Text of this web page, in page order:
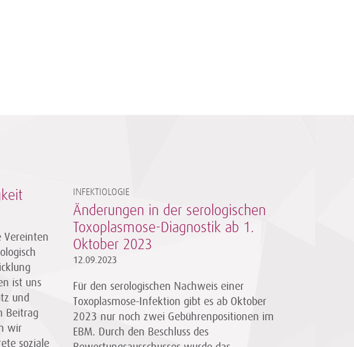
Vereinten
ist uns
und
Beitrag
wir
soziale
INFEKTIOLOGIE
Änderungen in der serologischen
Toxoplasmose-Diagnostik ab 1.
Oktober 2023
12.09.2023
Für den serologischen Nachweis einer
Toxoplasmose-Infektion gibt es ab Oktober
2023 nur noch zwei Gebührenpositionen im
EBM. Durch den Beschluss des